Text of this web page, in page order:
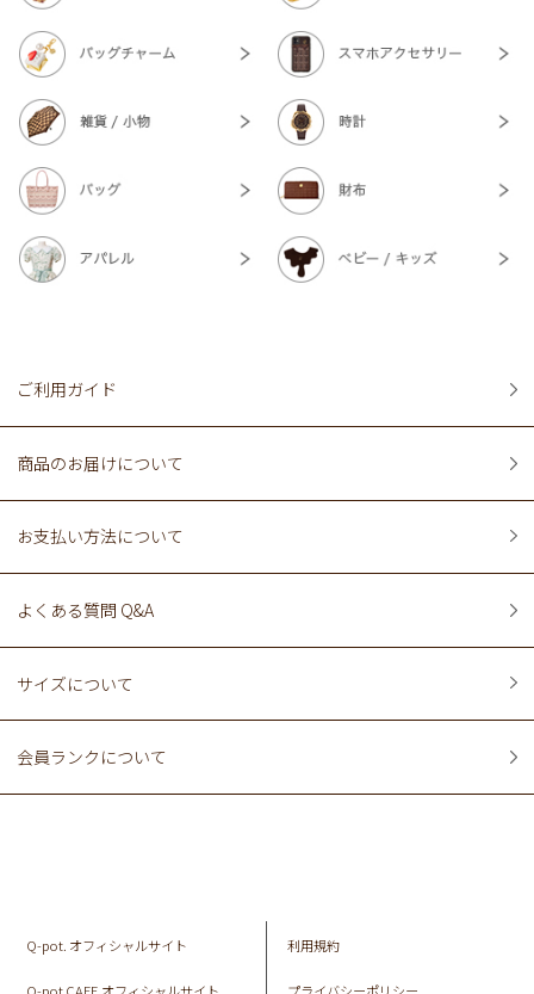
ご利用ガイド
商品のお届けについて
お支払い方法について
よくある質問 Q&A
サイズについて
会員ランクについて
Q-pot. オフィシャルサイト 利用規約